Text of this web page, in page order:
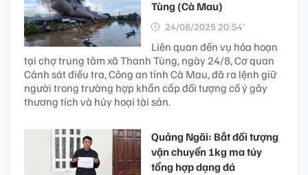
Tùng (Cà Mau)
24/08/2025 20:54’
Liên quan đến vụ hỏa hoạn
tại chợ trung tâm xã Thanh Tùng, ngày 24/8, Cơ quan
Cảnh sát điều tra, Công an tỉnh Cà Mau, đã ra lệnh giữ
người trong trường hợp khẩn cấp đối tượng cố ý gây
thương tích và hủy hoại tài sản.
Quảng Ngãi: Bắt đối tượng
vận chuyển 1kg ma túy
tổng hợp dạng đá